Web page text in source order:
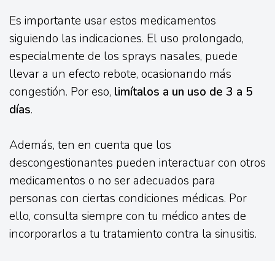
Es importante usar estos medicamentos
siguiendo las indicaciones. El uso prolongado,
especialmente de los sprays nasales, puede
llevar a un efecto rebote, ocasionando más
congestión. Por eso, limítalos a un uso de 3 a 5
días.
Además, ten en cuenta que los
descongestionantes pueden interactuar con otros
medicamentos o no ser adecuados para
personas con ciertas condiciones médicas. Por
ello, consulta siempre con tu médico antes de
incorporarlos a tu tratamiento contra la sinusitis.